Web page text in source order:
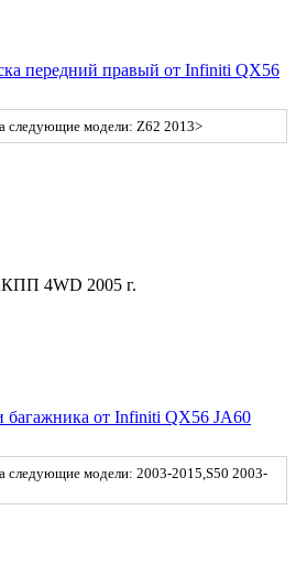
передний правый от Infiniti QX56
следующие модели: Z62 2013>
4WD 2005 г.
багажника от Infiniti QX56 JA60
следующие модели: 2003-2015,S50 2003-